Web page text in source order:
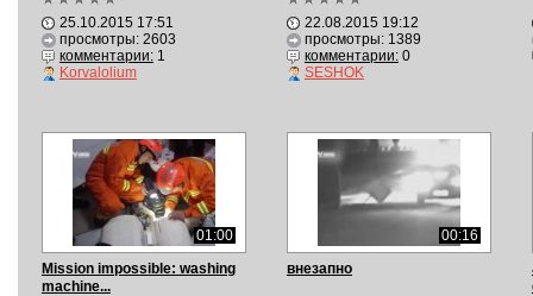
25.10.2015 17:51
просмотры: 2603
комментарии:1
Korvalolium
22.08.2015 19:12
просмотры: 1389
комментарии:0
SESHOK
01:00
Mission impossible: washing
machine...
00:16
внезапно